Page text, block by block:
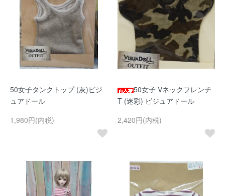
50女子タンクトップ (灰)ビジ
ュアドール
1,980円(内税)
50女子 Vネックフレンチ
T (迷彩) ビジュアドール
2,420円(内税)